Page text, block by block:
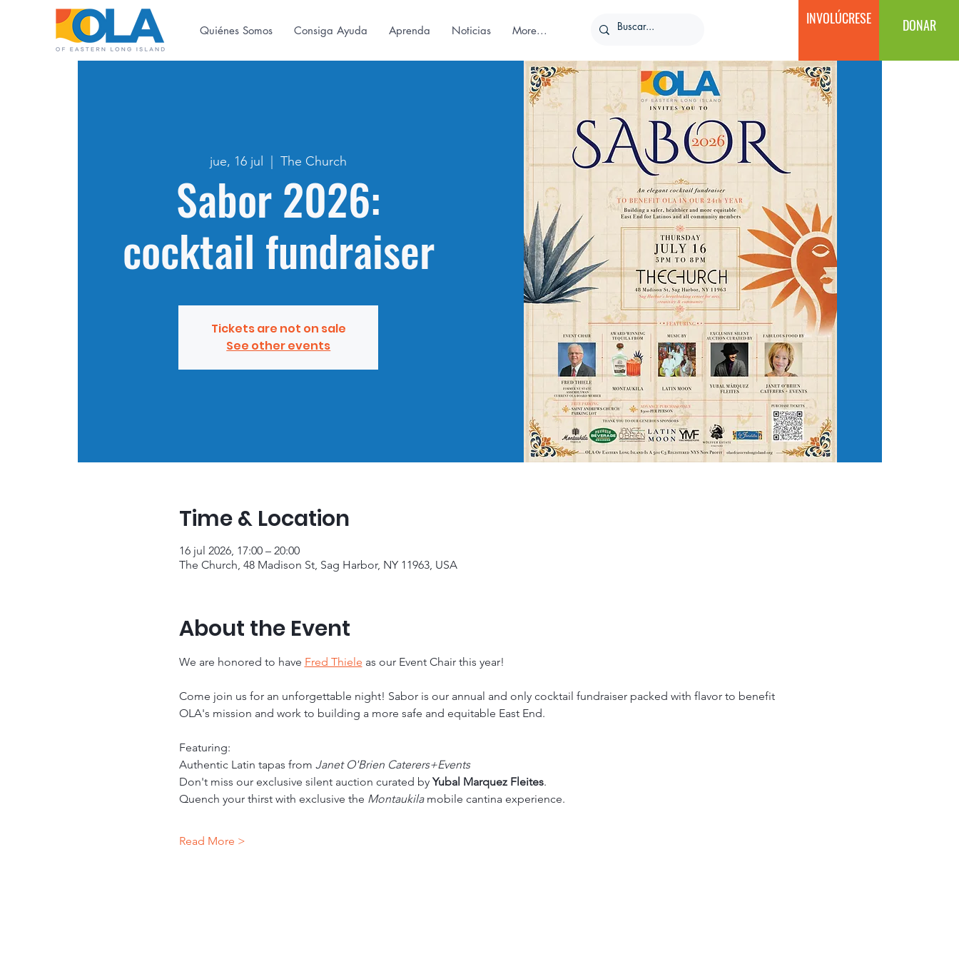
Quiénes Somos Consiga Ayuda Aprenda Noticias More...
INVOLÚCRESE DONAR
jue, 16 jul
  |
The Church
Sabor 2026:
cocktail fundraiser
Tickets are not on sale
See other events
Time & Location
16 jul 2026, 17:00 – 20:00
The Church, 48 Madison St, Sag Harbor, NY 11963, USA
About the Event
We are honored to have Fred Thiele as our Event Chair this year!
Come join us for an unforgettable night! Sabor is our annual and only cocktail fundraiser packed with flavor to benefit
OLA's mission and work to building a more safe and equitable East End.
Featuring:
Authentic Latin tapas from Janet O'Brien Caterers+Events
Don't miss our exclusive silent auction curated by Yubal Marquez Fleites.
Quench your thirst with exclusive the Montaukila mobile cantina experience.
Read More >